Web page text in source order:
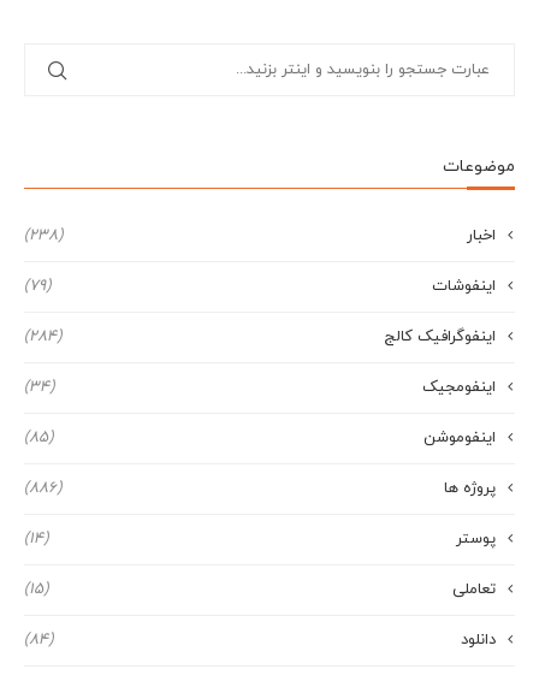
موضوعات
اخبار (238)
اینفوشات (79)
اینفوگرافیک کالج (284)
اینفومجیک (34)
اینفوموشن (85)
پروژه ها (886)
پوستر (14)
تعاملی (15)
دانلود (84)